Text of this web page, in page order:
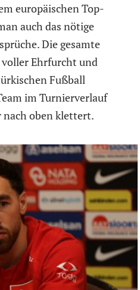
europäischen Top-
auch das nötige
Die gesamte
Ehrfurcht und
Fußball
im Turnierverlauf
oben klettert.